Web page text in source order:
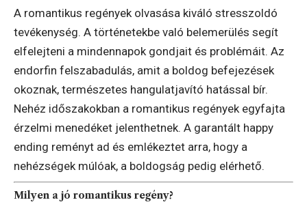
A romantikus regények olvasása kiváló stresszoldó
tevékenység. A történetekbe való belemerülés segít
elfelejteni a mindennapok gondjait és problémáit. Az
endorfin felszabadulás, amit a boldog befejezések
okoznak, természetes hangulatjavító hatással bír.
Nehéz időszakokban a romantikus regények egyfajta
érzelmi menedéket jelenthetnek. A garantált happy
ending reményt ad és emlékeztet arra, hogy a
nehézségek múlóak, a boldogság pedig elérhető.
Milyen a jó romantikus regény?